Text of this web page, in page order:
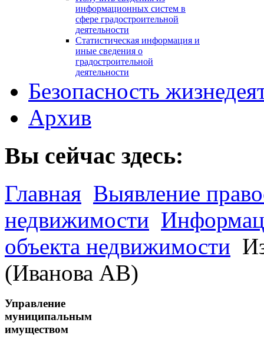
информационных систем в
сфере градостроительной
деятельности
Статистическая информация и
иные сведения о
градостроительной
деятельности
Безопасность
Архив
Вы сейчас здесь:
Главная Выявление
недвижимости
объекта недвижимости
(Иванова АВ)
Управление
муниципальным
имуществом